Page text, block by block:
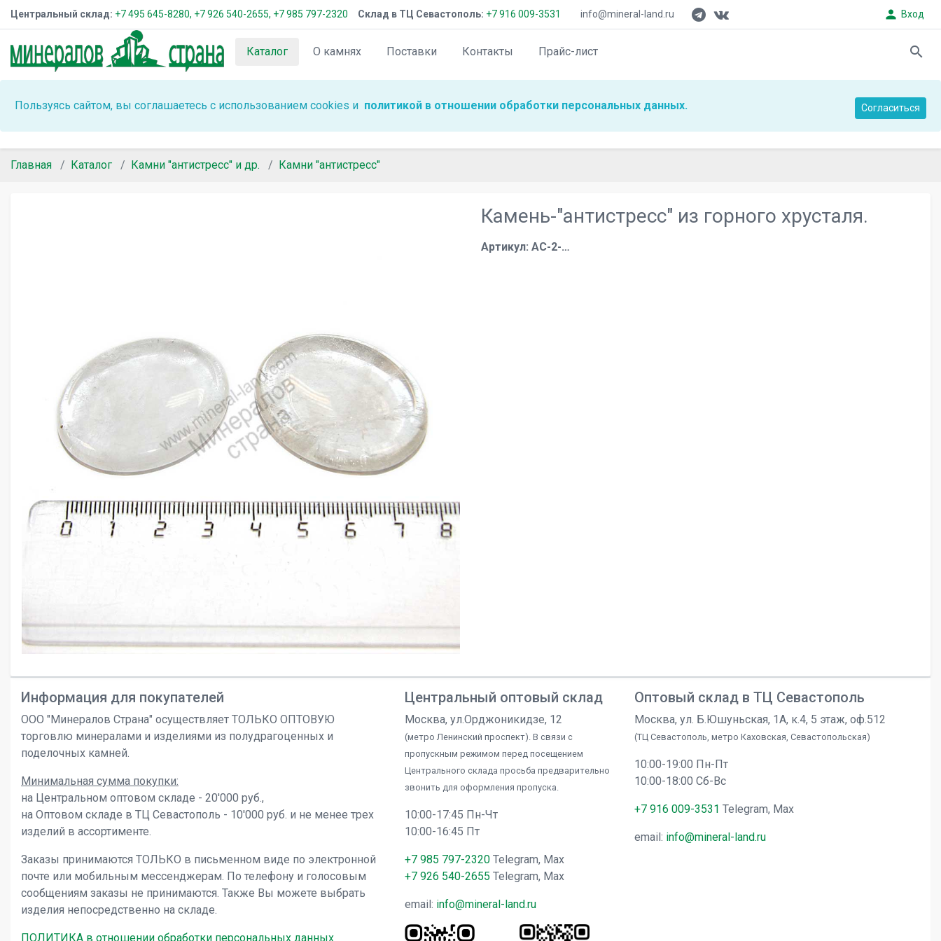
Центральный склад: +7 495 645-8280, +7 926 540-2655, +7 985 797-2320 Склад в ТЦ Севастополь: +7 916 009-3531 info@mineral-land.ru person Вход
Каталог О камнях Поставки Контакты Прайс-лист search
Пользуясь сайтом, вы соглашаетесь с использованием cookies и политикой в отношении обработки персональных данных. Согласиться
Главная Каталог Камни "антистресс" и др. Камни "антистресс"
Камень-"антистресс" из горного хрусталя.
Артикул: АС-2-…
Информация для покупателей
ООО "Минералов Страна" осуществляет ТОЛЬКО ОПТОВУЮ
торговлю минералами и изделиями из полудрагоценных и
поделочных камней.
Минимальная сумма покупки:
на Центральном оптовом складе - 20'000 руб.,
на Оптовом складе в ТЦ Севастополь - 10'000 руб. и не менее трех
изделий в ассортименте.
Заказы принимаются ТОЛЬКО в письменном виде по электронной
почте или мобильным мессенджерам. По телефону и голосовым
сообщениям заказы не принимаются. Также Вы можете выбрать
изделия непосредственно на складе.
ПОЛИТИКА в отношении обработки персональных данных
Центральный оптовый склад
Москва, ул.Орджоникидзе, 12
(метро Ленинский проспект). В связи с
пропускным режимом перед посещением
Центрального склада просьба предварительно
звонить для оформления пропуска.
10:00-17:45 Пн-Чт
10:00-16:45 Пт
+7 985 797-2320Telegram, Max
+7 926 540-2655 Telegram, Max
email: info@mineral-land.ru
Оптовый склад в ТЦ Севастополь
Москва, ул. Б.Юшуньская, 1А, к.4, 5 этаж, оф.512
(ТЦ Севастополь, метро Каховская, Севастопольская)
10:00-19:00 Пн-Пт
10:00-18:00 Сб-Вс
+7 916 009-3531 Telegram, Max
email: info@mineral-land.ru